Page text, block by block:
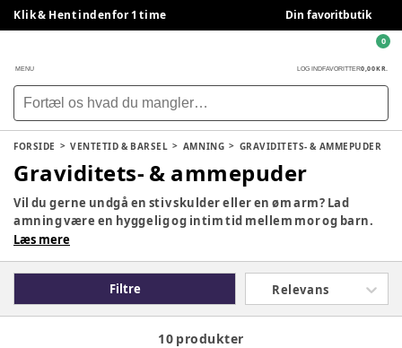
Klik & Hent indenfor 1 time Din favoritbutik
MENU LOG INDFAVORITTER0,00 KR.
0
FORSIDE VENTETID & BARSEL AMNING GRAVIDITETS- & AMMEPUDER
Graviditets- & ammepuder
Vil du gerne undgå en stiv skulder eller en øm arm? Lad
amning være en hyggelig og intim tid mellem mor og barn.
Ammepuder støtter dig og din baby, så du ikke skal bruge
forskellige former, farver og mønstre samt ekstra betræk til
Læs mere
Filtre Relevans
10 produkter